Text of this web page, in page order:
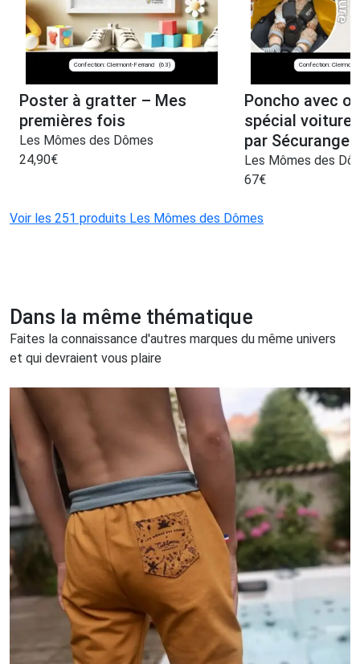
Confection: Clermont-Ferrand (63)
Poster à gratter – Mes
premières fois
Les Mômes des Dômes
24,90€
Confection: Clermont-
Poncho avec
spécial voiture
par Sécurange
Les Mômes des
67€
Voir les 251 produits Les Mômes des Dômes
Dans la même thématique
Faites la connaissance d'autres marques du même univers
et qui devraient vous plaire